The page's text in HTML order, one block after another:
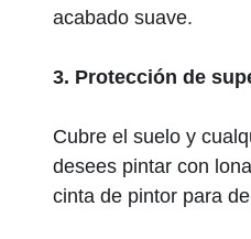
acabado suave.
3. Protección de
Cubre el suelo y
desees pintar con
cinta de pintor para